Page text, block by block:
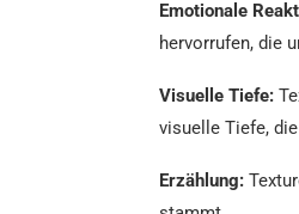
Emotionale
hervorrufen, die
Visuelle Tiefe:
visuelle Tiefe,
Erzählung: